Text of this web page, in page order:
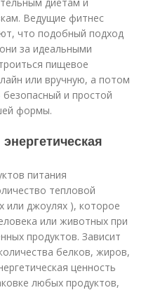
Ведущие фитнес
что подобный подход
за идеальными
пищевое
или вручную, а потом
и простой
формы.
питания
тепловой
или джоулях ), которое
или животных при
продуктов. Зависит
белков, жиров,
ценность
любых продуктов,